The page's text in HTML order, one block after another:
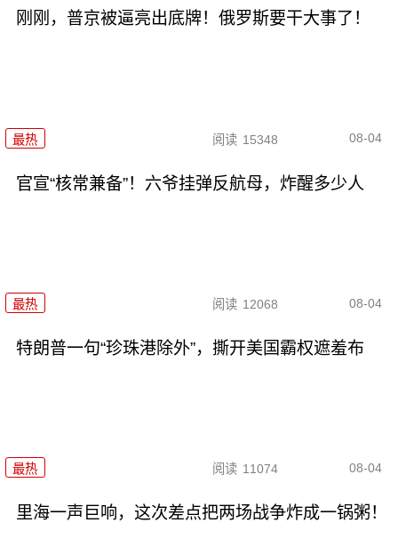
刚刚，普京被逼亮出底牌！俄罗斯要干大事了！
最热 阅读 15348 08-04
官宣“核常兼备”！六爷挂弹反航母，炸醒多少人
最热 阅读 12068 08-04
特朗普一句“珍珠港除外”，撕开美国霸权遮羞布
最热 阅读 11074 08-04
里海一声巨响，这次差点把两场战争炸成一锅粥！